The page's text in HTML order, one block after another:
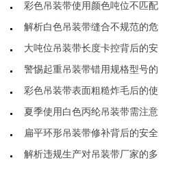
彩色吊装带使用颜色吨位不匹配
解析白色吊装带缝合不规范的危
大吨位吊装带长度卡控背后的安
警惕起重吊装带错用规格型号的
彩色吊装带表面粗糙炸毛后的使
夏季使用白色丙纶吊装带需注意
扁平环形吊装带修补背后的安全
解析违规生产对吊装带厂家的多